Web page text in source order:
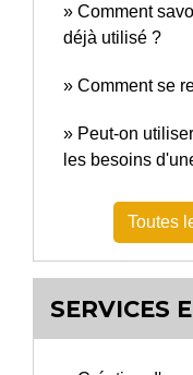
Comment
déjà utilisé ?
Comment se
Peut-on
les besoins
Toutes
SERVICES